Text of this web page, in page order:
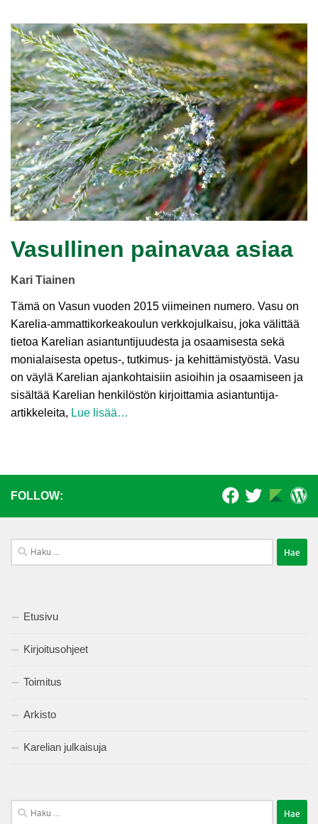
Vasullinen painavaa asiaa
Kari Tiainen
Tämä on Vasun vuoden 2015 viimeinen numero. Vasu on
Karelia-ammatti­korkea­koulun verkkojulkaisu, joka välittää
tietoa Karelian asiantuntijuudesta ja osaamisesta sekä
monialaisesta opetus-, tutkimus- ja kehittämistyöstä. Vasu
on väylä Karelian ajankohtaisiin asioihin ja osaamiseen ja
sisältää Karelian henkilöstön kirjoittamia asiantuntija-
artikkeleita, Lue lisää…
FOLLOW:
Haku:
Etusivu
Kirjoitusohjeet
Toimitus
Arkisto
Karelian julkaisuja
Haku: